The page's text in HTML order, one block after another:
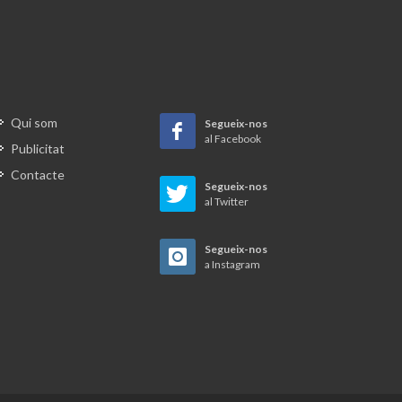
el
Qui som
Publicitat
Contacte
Segueix-nos
al Facebook
Segueix-nos
al Twitter
Segueix-nos
a Instagram